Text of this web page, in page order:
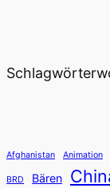
Afghanistan Animation
BRD Bären